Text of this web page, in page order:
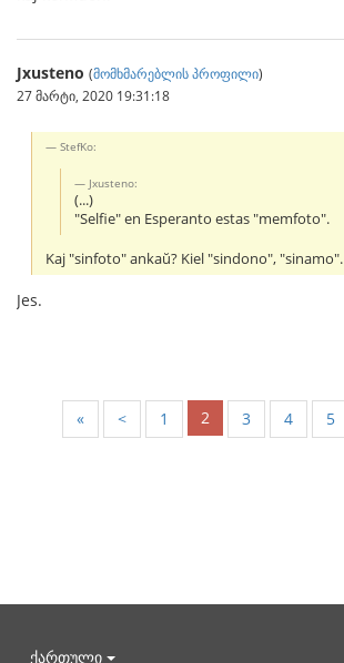
Jxusteno (მომხმარებლის პროფილი)
27 მარტი, 2020 19:31:18
StefKo:
Jxusteno:
(...)
"Selfie" en Esperanto estas "memfoto".
Kaj "sinfoto" ankaŭ? Kiel "sindono", "sinamo".
Jes.
« < 1 2 3 4 5
ქართული